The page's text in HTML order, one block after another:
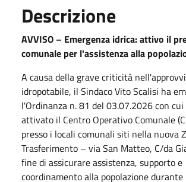
Descrizione
AVVISO – Emergenza idrica: attivo il
comunale per l'assistenza alla
A causa della grave criticità
idropotabile, il Sindaco Vito Scalisi ha
l'Ordinanza n. 81 del 03.07.2026 con
attivato il Centro Operativo Comunale
presso i locali comunali siti nella nuova
Trasferimento – via San Matteo, C/da
fine di assicurare assistenza, supporto e
coordinamento alla popolazione